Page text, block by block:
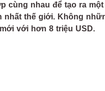
cùng nhau để tạo ra
nhất thế giới. Không
với hơn 8 triệu USD.